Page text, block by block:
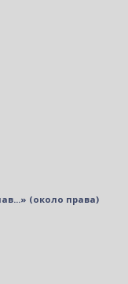
(около права)